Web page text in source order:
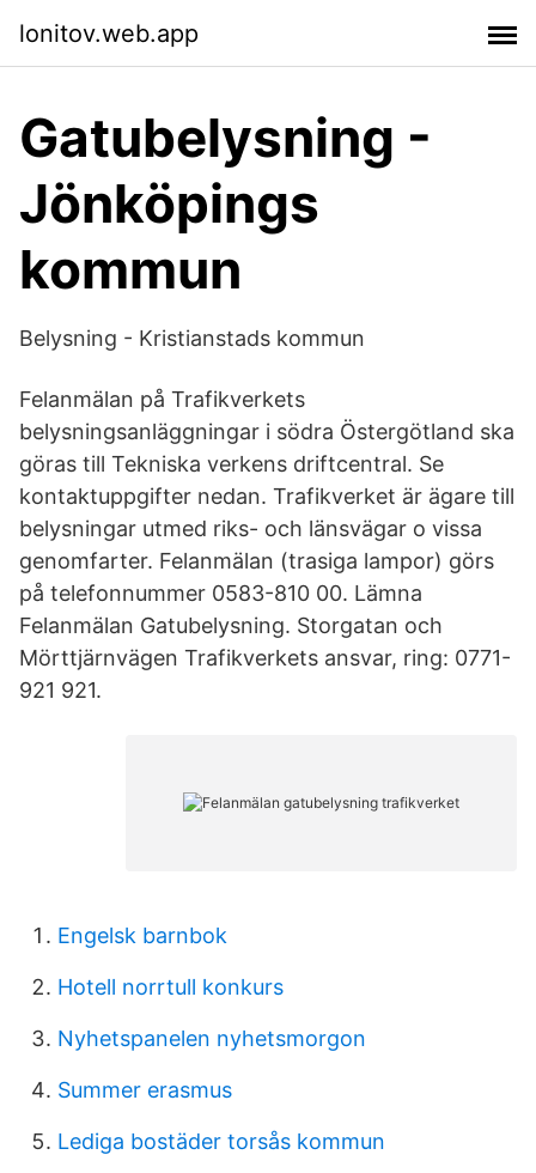
lonitov.web.app
Gatubelysning -
Jönköpings
kommun
Belysning - Kristianstads kommun
Felanmälan på Trafikverkets
belysningsanläggningar i södra Östergötland ska
göras till Tekniska verkens driftcentral. Se
kontaktuppgifter nedan. Trafikverket är ägare till
belysningar utmed riks- och länsvägar o vissa
genomfarter. Felanmälan (trasiga lampor) görs
på telefonnummer 0583-810 00. Lämna
Felanmälan Gatubelysning. Storgatan och
Mörttjärnvägen Trafikverkets ansvar, ring: 0771-
921 921.
Engelsk barnbok
Hotell norrtull konkurs
Nyhetspanelen nyhetsmorgon
Summer erasmus
Lediga bostäder torsås kommun